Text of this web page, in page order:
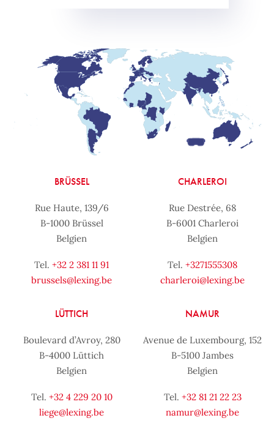
BRÜSSEL
Rue Haute, 139/6
B-1000 Brüssel
Belgien
Tel. +32 2 381 11 91
brussels@lexing.be
CHARLEROI
Rue Destrée, 68
B-6001 Charleroi
Belgien
Tel. +3271555308
charleroi@lexing.be
LÜTTICH
Boulevard d’Avroy, 280
B-4000 Lüttich
Belgien
Tel. +32 4 229 20 10
liege@lexing.be
NAMUR
Avenue de Luxembourg, 152
B-5100 Jambes
Belgien
Tel. +32 81 21 22 23
namur@lexing.be